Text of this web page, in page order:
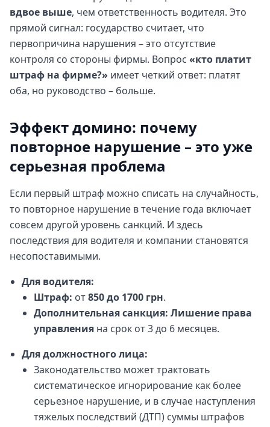
вдвое выше, чем ответственность водителя. Это
прямой сигнал: государство считает, что
первопричина нарушения – это отсутствие
контроля со стороны фирмы. Вопрос «кто платит
штраф на фирме?» имеет четкий ответ: платят
оба, но руководство – больше.
Эффект домино: почему
повторное нарушение – это уже
серьезная проблема
Если первый штраф можно списать на случайность,
то повторное нарушение в течение года включает
совсем другой уровень санкций. И здесь
последствия для водителя и компании становятся
несопоставимыми.
Для водителя:
Штраф: от850 до 1700 грн.
Дополнительная санкция: Лишение права
управления на срок от 3 до 6 месяцев.
Для должностного лица:
Законодательство может трактовать
систематическое игнорирование как более
серьезное нарушение, и в случае наступления
тяжелых последствий (ДТП) суммы штрафов